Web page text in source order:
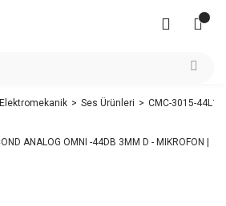
Elektromekanik Ses Ürünleri CMC-3015-